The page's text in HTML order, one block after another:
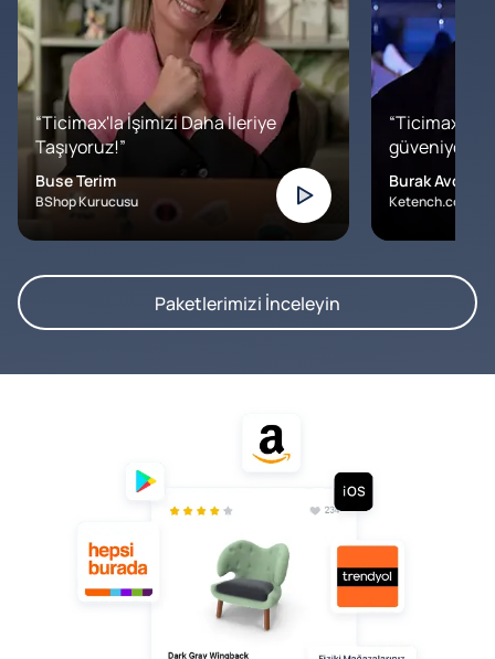
“Ticimax'la İşimizi Daha İleriye
Taşıyoruz!”
Buse Terim
BShop Kurucusu
“Ticimax'a
Burak Avcılar
Ketench.com –
Paketlerimizi İnceleyin